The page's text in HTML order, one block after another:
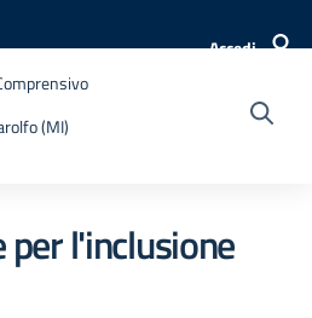
Accedi
(MI)
per l'inclusione